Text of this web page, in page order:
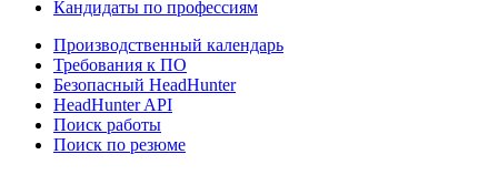
Кандидаты по профессиям
Производственный календарь
Требования к ПО
Безопасный HeadHunter
HeadHunter API
Поиск работы
Поиск по резюме